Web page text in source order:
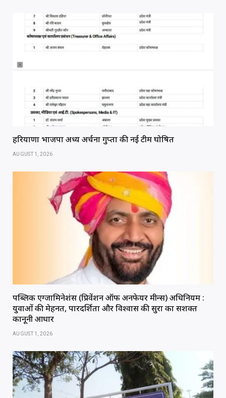
हरियाणा भाजपा अध्यक्ष अर्चना गुप्ता की नई टीम घोषित
AUGUST 1, 2026
पब्लिक एग्जामिनेशंस (प्रिवेंशन ऑफ अनफेयर मीन्स) अधिनियम :
युवाओं की मेहनत, पारदर्शिता और विश्वास की सुरक्षा का सशक्त
कानूनी आधार
AUGUST 1, 2026